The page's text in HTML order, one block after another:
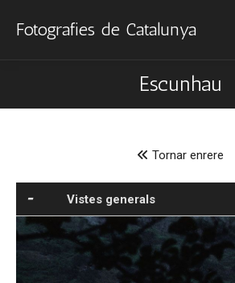
Fotografies de Catalunya
Escunhau
Tornar enrere
Vistes generals